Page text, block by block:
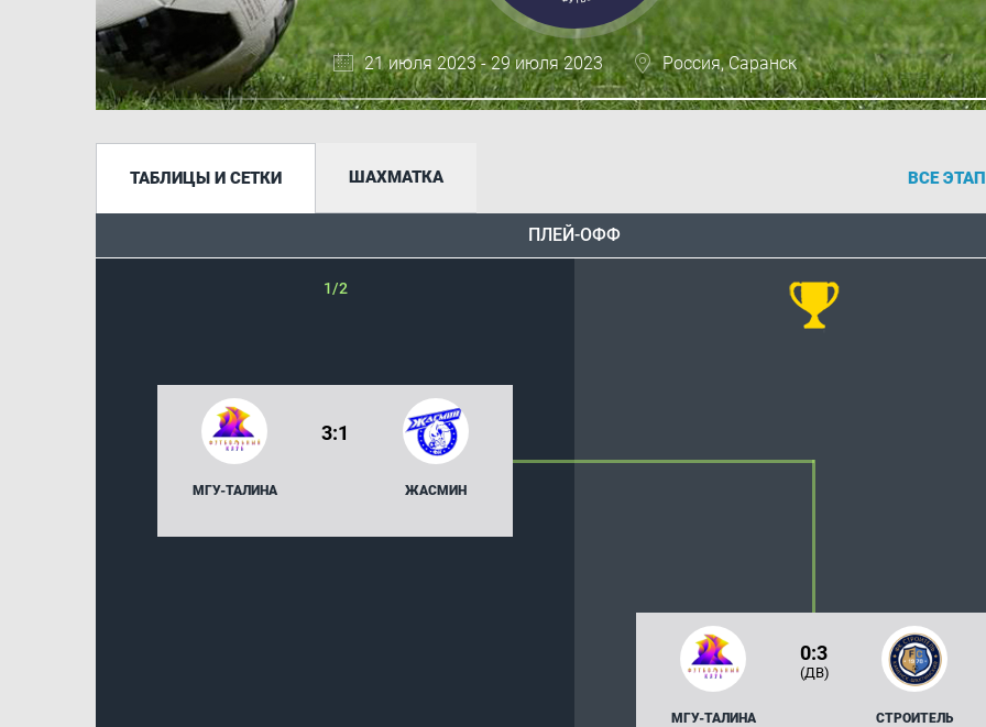
21 июля 2023 - 29 июля 2023 Россия, Саранск
ТАБЛИЦЫ И СЕТКИ ШАХМАТКА ВСЕ
ПЛЕЙ-ОФФ
1/2
МГУ-ТАЛИНА
3:1
ЖАСМИН
МГУ-ТАЛИНА
0:3
(ДВ)
СТРОИТЕЛЬ